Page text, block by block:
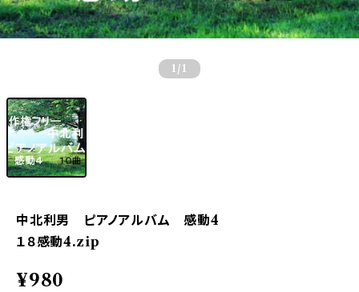
1 /1
中北利男 ピアノアルバム 感動4
１８感動4.zip
¥980